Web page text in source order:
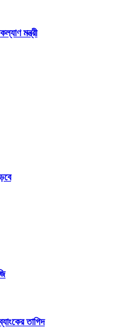
মন্ত্রী
তাগিদ